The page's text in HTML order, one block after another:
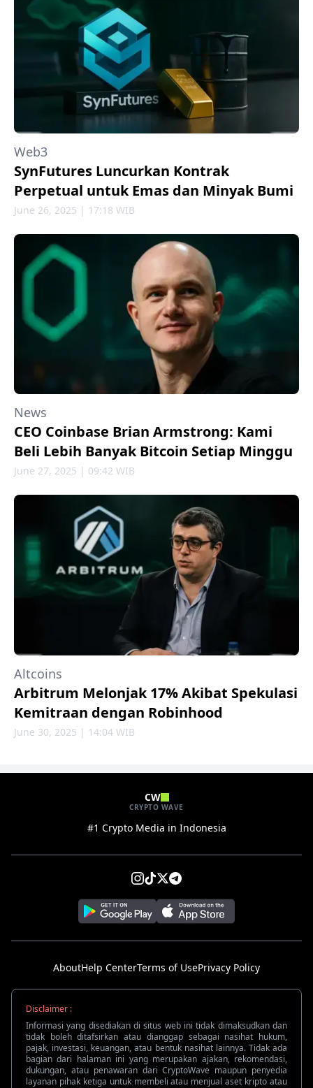
Web3
SynFutures Luncurkan Kontrak
Perpetual untuk Emas dan Minyak Bumi
June 26, 2025 | 17:18 WIB
News
CEO Coinbase Brian Armstrong: Kami
Beli Lebih Banyak Bitcoin Setiap Minggu
June 27, 2025 | 09:42 WIB
Altcoins
Arbitrum Melonjak 17% Akibat Spekulasi
Kemitraan dengan Robinhood
June 30, 2025 | 14:04 WIB
CW
CRYPTO WAVE
#1 Crypto Media in Indonesia
AboutHelp CenterTerms of UsePrivacy Policy
Disclaimer :
Informasi yang disediakan di situs web ini tidak dimaksudkan dan
tidak boleh ditafsirkan atau dianggap sebagai nasihat hukum,
pajak, investasi, keuangan, atau bentuk nasihat lainnya. Tidak ada
bagian dari halaman ini yang merupakan ajakan, rekomendasi,
dukungan, atau penawaran dari CryptoWave maupun penyedia
layanan pihak ketiga untuk membeli atau menjual aset kripto atau